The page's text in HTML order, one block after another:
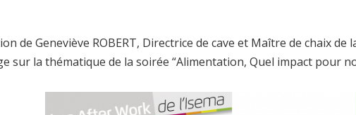
de Geneviève ROBERT, Directrice de cave et Maître de chaix de
sur la thématique de la soirée “Alimentation, Quel impact pour